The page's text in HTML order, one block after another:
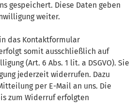
gespeichert. Diese Daten geben
weiter.
das Kontaktformular
somit ausschließlich auf
(Art. 6 Abs. 1 lit. a DSGVO). Sie
jederzeit widerrufen. Dazu
per E-Mail an uns. Die
zum Widerruf erfolgten